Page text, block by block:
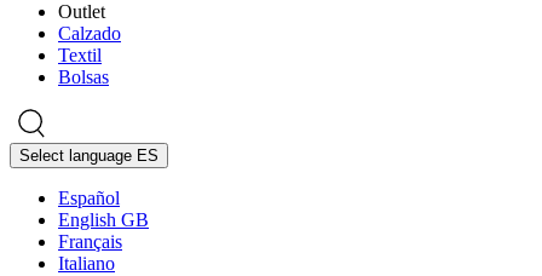
Outlet
Calzado
Textil
Bolsas
Select language ES
Español
English GB
Français
Italiano